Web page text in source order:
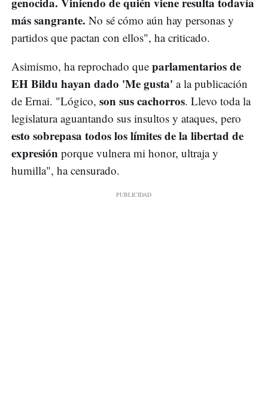
más sangrante. No sé cómo aún hay personas y
partidos que pactan con ellos", ha criticado.
Asimismo, ha reprochado que parlamentarios de
EH Bildu hayan dado 'Me gusta' a la publicación
de Ernai. "Lógico, son sus cachorros. Llevo toda la
legislatura aguantando sus insultos y ataques, pero
esto sobrepasa todos los límites de la libertad de
expresión porque vulnera mi honor, ultraja y
humilla", ha censurado.